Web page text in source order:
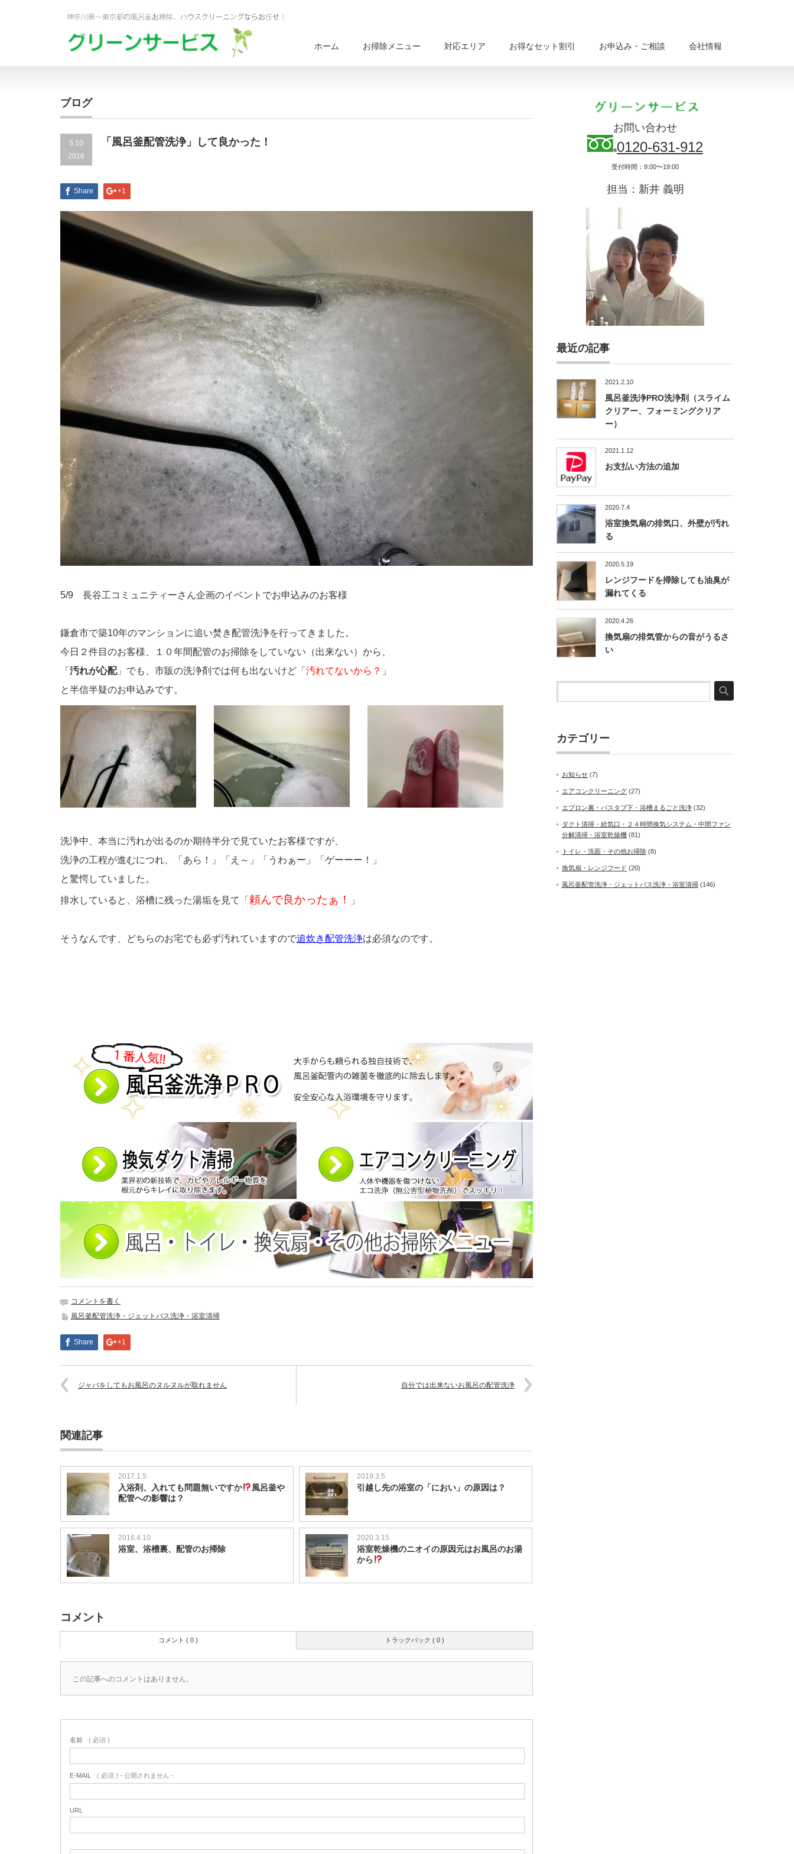
ホーム お掃除メニュー 対応エリア お得なセット割引 お申込み・ご相談 会社情報
ブログ
5.10
2016
「風呂釜配管洗浄」して良かった！
Share +1
5/9 長谷工コミュニティーさん企画のイベントでお申込みのお客様
鎌倉市で築10年のマンションに追い焚き配管洗浄を行ってきました。
今日２件目のお客様、１０年間配管のお掃除をしていない（出来ない）から、
「 汚れが心配」でも、市販の洗浄剤では何も出ないけど「 汚れてないから？ 」
と半信半疑のお申込みです。
洗浄中、本当に汚れが出るのか期待半分で見ていたお客様ですが、
洗浄の工程が進むにつれ、「あら！」「え～」「うわぁー」「ゲーーー！」
と驚愕していました。
排水していると、浴槽に残った湯垢を見て「 頼んで良かったぁ！ 」
そうなんです、どちらのお宅でも必ず汚れていますので追炊き配管洗浄は必須なのです。
コメントを書く
風呂釜配管洗浄・ジェットバス洗浄・浴室清掃
Share +1
ジャバをしてもお風呂のヌルヌルが取れません 自分では出来ないお風呂の配管洗浄
関連記事
2017.1.5
入浴剤、入れても問題無いですか
風呂釜や
配管への影響は？
2019.3.5
引越し先の浴室の「におい」の原因は？
2016.4.10
浴室、浴槽裏、配管のお掃除
2020.3.15
浴室乾燥機のニオイの原因元はお風呂のお湯
から
コメント
トラックバック ( 0 )
コメント ( 0 )
この記事へのコメントはありません。
名前 ( 必須 )
E-MAIL ( 必須 ) - 公開されません -
URL
お問い合わせ
0120-631-912
受付時間：9:00〜19:00
担当：新井 義明
最近の記事
2021.2.10
風呂釜洗浄PRO洗浄剤（スライム
クリアー、フォーミングクリア
ー）
2021.1.12
お支払い方法の追加
2020.7.4
浴室換気扇の排気口、外壁が汚れ
る
2020.5.19
レンジフードを掃除しても油臭が
漏れてくる
2020.4.26
換気扇の排気管からの音がうるさ
い
カテゴリー
お知らせ (7)
エアコンクリーニング (27)
エプロン裏・バスタブ下・浴槽まるごと洗浄 (32)
ダクト清掃・給気口・２４時間換気システム・中間ファン
分解清掃・浴室乾燥機 (81)
トイレ・洗面・その他お掃除 (8)
換気扇・レンジフード (20)
風呂釜配管洗浄・ジェットバス洗浄・浴室清掃 (146)